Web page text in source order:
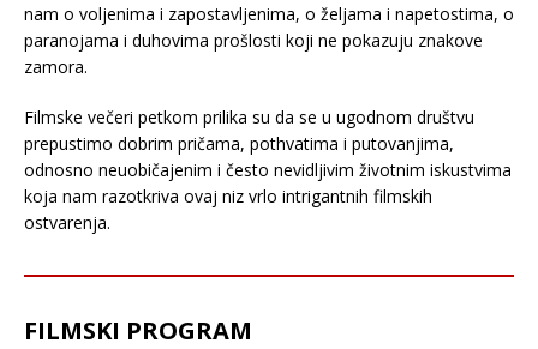
nam o voljenima i zapostavljenima, o željama i napetostima, o
paranojama i duhovima prošlosti koji ne pokazuju znakove
zamora.
Filmske večeri petkom prilika su da se u ugodnom društvu
prepustimo dobrim pričama, pothvatima i putovanjima,
odnosno neuobičajenim i često nevidljivim životnim iskustvima
koja nam razotkriva ovaj niz vrlo intrigantnih filmskih
ostvarenja.
FILMSKI PROGRAM